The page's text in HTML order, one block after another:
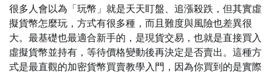
很多人會以為「玩幣」就是天天盯盤、追漲殺跌，但其實虛
擬貨幣怎麼玩，方式有很多種，而且難度與風險也差異很
大。最基礎也最適合新手的，是現貨交易，也就是直接買入
虛擬貨幣並持有，等待價格變動後再決定是否賣出。這種方
式是最直觀的加密貨幣買賣教學入門，因為你買到的是實際